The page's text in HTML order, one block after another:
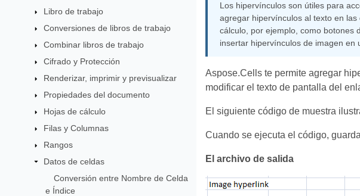
Libro de trabajo
Conversiones de libros de trabajo
Combinar libros de trabajo
Cifrado y Protección
Renderizar, imprimir y previsualizar
Propiedades del documento
Hojas de cálculo
Filas y Columnas
Rangos
Datos de celdas
Conversión entre Nombre de Celda
e Índice
Los hipervínculos son útiles para
agregar hipervínculos al texto en
cálculo, por ejemplo, como botones
insertar hipervínculos de imagen en
Aspose.Cells te permite agregar
modificar el texto de pantalla del
El siguiente código de muestra
Cuando se ejecuta el código,
El archivo de salida